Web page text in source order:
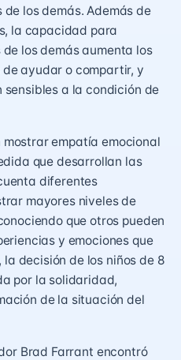
los demás. Además de
la capacidad para
los demás aumenta los
ayudar o compartir, y
sensibles a la condición de
mostrar empatía emocional
que desarrollan las
diferentes
mayores niveles de
que otros pueden
y emociones que
decisión de los niños de 8
por la solidaridad,
de la situación del
Brad Farrant encontró